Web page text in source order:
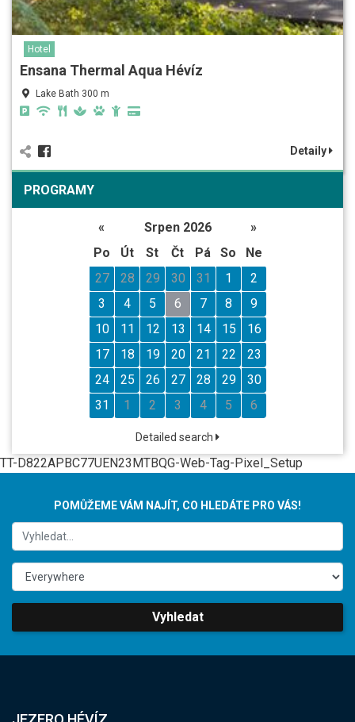
Hotel
Ensana Thermal Aqua Hévíz
Lake Bath 300 m
Detaily
PROGRAMY
« Srpen 2026
»
Po
Út St Čt Pá So
Ne
27
28 29 30 31 1
2
3
4 5 6 7 8
9
10
11 12 13 14 15
16
17
18 19 20 21 22
23
24
25 26 27 28 29
30
31
1 2 3 4 5 6
Detailed search
TT-D822APBC77UEN23MTBQG-Web-Tag-Pixel_Setup
POMŮŽEME VÁM NAJÍT, CO HLEDÁTE PRO VÁS!
Vyhledat